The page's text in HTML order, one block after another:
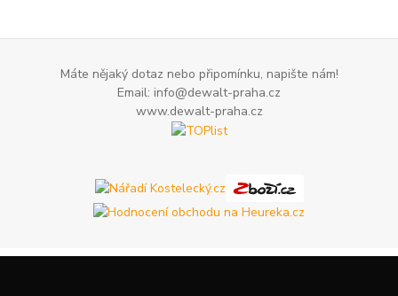
Máte nějaký dotaz nebo připomínku, napište nám!
Email: info@dewalt-praha.cz
www.dewalt-praha.cz